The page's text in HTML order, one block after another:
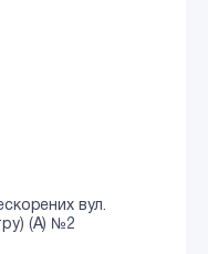
вул.
(А) №2